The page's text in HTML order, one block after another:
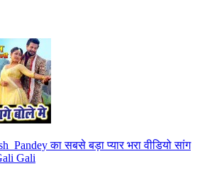
का सबसे बड़ा प्यार भरा वीडियो सांग
Gali